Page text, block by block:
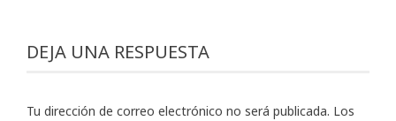
DEJA UNA RESPUESTA
Tu dirección de correo electrónico no será publicada. Los